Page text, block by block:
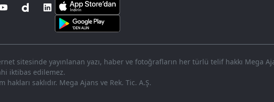
sitesinde yayınlanan yazı, haber ve fotoğrafların her türlü telif hakkı Mega
iktibas edilemez.
saklıdır. Mega Ajans ve Rek. Tic. A.Ş.